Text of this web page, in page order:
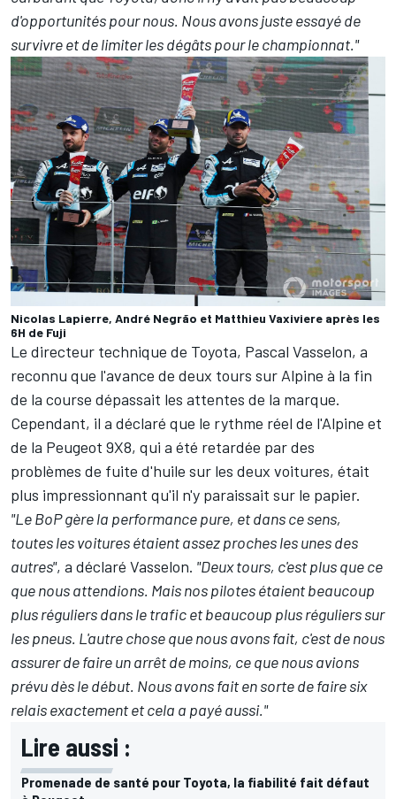
d'opportunités pour nous. Nous avons juste essayé de
survivre et de limiter les dégâts pour le championnat."
Nicolas Lapierre, André Negrão et Matthieu Vaxiviere après les
6H de Fuji
Le directeur technique de Toyota, Pascal Vasselon, a
reconnu que l'avance de deux tours sur Alpine à la fin
de la course dépassait les attentes de la marque.
Cependant, il a déclaré que le rythme réel de l'Alpine et
de la Peugeot 9X8, qui a été retardée par des
problèmes de fuite d'huile sur les deux voitures, était
plus impressionnant qu'il n'y paraissait sur le papier.
"Le BoP gère la performance pure, et dans ce sens,
toutes les voitures étaient assez proches les unes des
autres", a déclaré Vasselon. "Deux tours, c'est plus que ce
que nous attendions. Mais nos pilotes étaient beaucoup
plus réguliers dans le trafic et beaucoup plus réguliers sur
les pneus. L'autre chose que nous avons fait, c'est de nous
assurer de faire un arrêt de moins, ce que nous avions
prévu dès le début. Nous avons fait en sorte de faire six
relais exactement et cela a payé aussi."
Lire aussi :
Promenade de santé pour Toyota, la fiabilité fait défaut